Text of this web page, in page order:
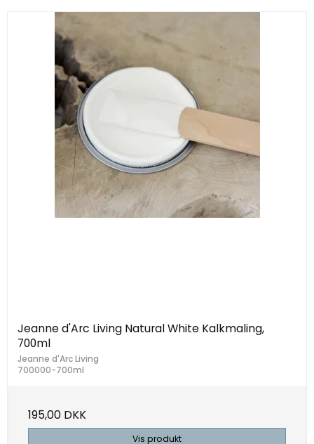
Jeanne d'Arc Living Natural White Kalkmaling,
700ml
Jeanne d'Arc Living
700000-700ml
195,00 DKK
Vis produkt